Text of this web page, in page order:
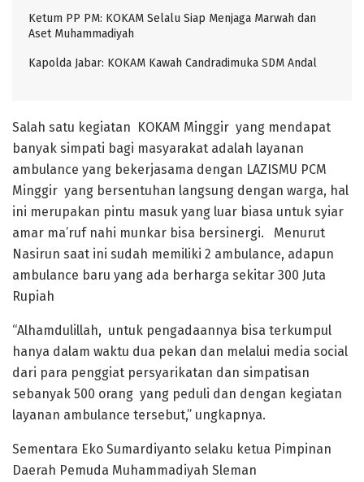
Ketum PP PM: KOKAM Selalu Siap Menjaga Marwah dan
Aset Muhammadiyah
Kapolda Jabar: KOKAM Kawah Candradimuka SDM Andal
Salah satu kegiatan KOKAM Minggir yang mendapat
banyak simpati bagi masyarakat adalah layanan
ambulance yang bekerjasama dengan LAZISMU PCM
Minggir yang bersentuhan langsung dengan warga, hal
ini merupakan pintu masuk yang luar biasa untuk syiar
amar ma’ruf nahi munkar bisa bersinergi. Menurut
Nasirun saat ini sudah memiliki 2 ambulance, adapun
ambulance baru yang ada berharga sekitar 300 Juta
Rupiah
“Alhamdulillah, untuk pengadaannya bisa terkumpul
hanya dalam waktu dua pekan dan melalui media social
dari para penggiat persyarikatan dan simpatisan
sebanyak 500 orang yang peduli dan dengan kegiatan
layanan ambulance tersebut,” ungkapnya.
Sementara Eko Sumardiyanto selaku ketua Pimpinan
Daerah Pemuda Muhammadiyah Sleman